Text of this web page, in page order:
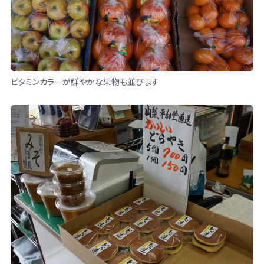
ビタミンカラーが鮮やかな果物も並びます